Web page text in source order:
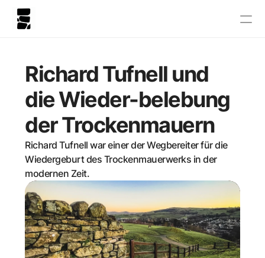
Richard Tufnell und
die Wieder-belebung
der Trockenmauern
Richard Tufnell war einer der Wegbereiter für die
Wiedergeburt des Trockenmauerwerks in der
modernen Zeit.